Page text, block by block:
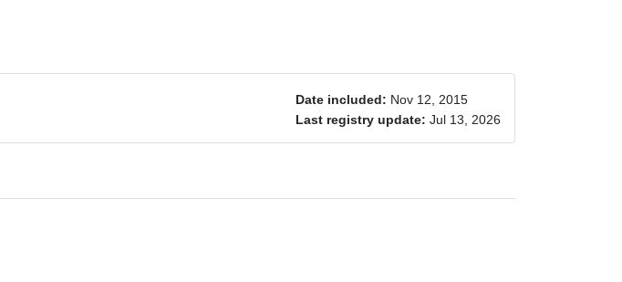
Date included: Nov 12, 2015
Last registry update: Jul 13, 2026